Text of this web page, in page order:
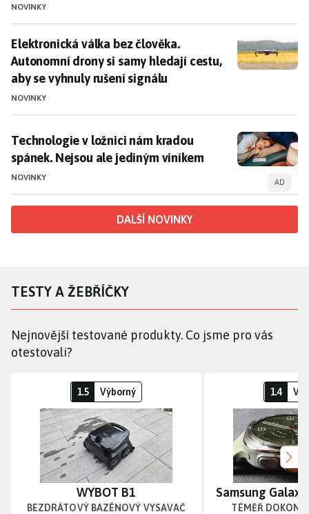
NOVINKY
Elektronická válka bez člověka. Autonomní drony si
Elektronická válka bez člověka.
Autonomní drony si samy hledají cestu,
aby se vyhnuly rušení signálu
NOVINKY
Technologie v ložnici nám kradou spánek. Nejsou
Technologie v ložnici nám kradou
spánek. Nejsou ale jediným viníkem
NOVINKY AD
DALŠÍ NOVINKY
TESTY A ŽEBŘÍČKY
Nejnovější testované produkty. Co jsme pro vás
otestovali?
Bezdrátový bazénový vysavač
1.5 Výborný
WYBOT B1
BEZDRÁTOVÝ BAZÉNOVÝ VYSAVAČ
1.4
Samsung
TÉMĚŘ